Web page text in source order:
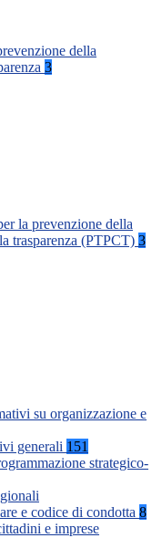
della
3
la prevenzione della
trasparenza (PTPCT) 3
su organizzazione e
generali 151
strategico-
e codice di condotta 8
e imprese